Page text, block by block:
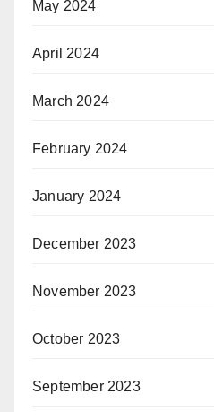
May 2024
April 2024
March 2024
February 2024
January 2024
December 2023
November 2023
October 2023
September 2023